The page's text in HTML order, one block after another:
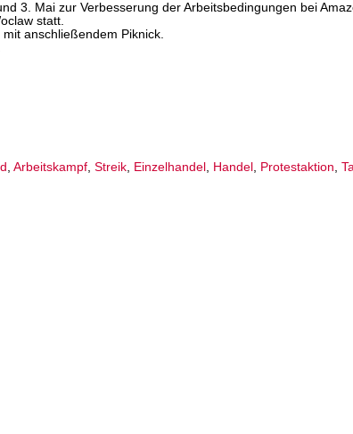
3. Mai zur Verbesserung der Arbeitsbedingungen bei
statt.
anschließendem Piknick.
Arbeitskampf Streik Einzelhandel Handel Protestaktion